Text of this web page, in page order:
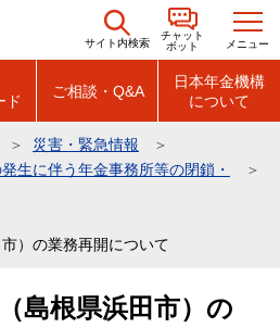
サイト内検索
チャット
ボット
メニュー
ド
ご相談・Q&A
日本年金機構
について
災害・緊急情報
生に伴う年金事務所等の閉鎖・
）の業務再開について
島根県浜田市）の